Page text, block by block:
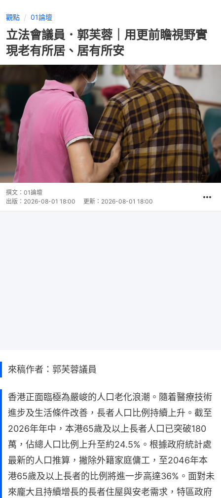
觀點 01論壇
立法會議員．郭芙蓉｜用更前瞻視野實
現老有所居、居有所安
撰文： 01論壇
出版： 2026-08-01 18:00 更新： 2026-08-01 18:00
來稿作者：郭芙蓉議員
香港正面臨極為嚴峻的人口老化浪潮。隨着醫療技術
進步及生活條件改善，長者人口比例持續上升。截至
2026年年中，本港65歲及以上長者人口已突破180
萬，佔總人口比例上升至約24.5%。根據政府統計處
最新的人口推算，撇除外籍家庭傭工，至2046年本
港65歲及以上長者的比例將進一步高達36%。面對未
來龐大且持續增長的長者住屋與安老需求，特區政府